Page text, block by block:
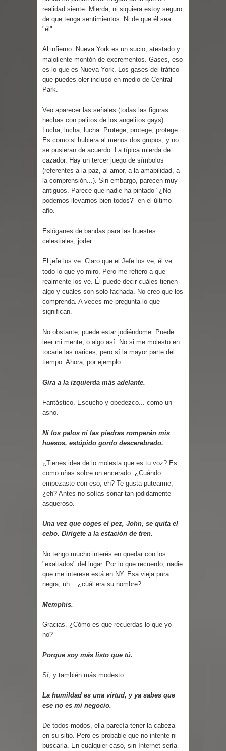
Parte 02: Un Bicho Raro
realidad siente. Mierda, ni siquiera estoy seguro
de que tenga sentimientos. Ni de que él sea
"él".
Al infierno. Nueva York es un sucio, atestado y
maloliente montón de excrementos. Gases, eso
es lo que es Nueva York. Los gases del tráfico
que puedes oler incluso en medio de Central
Park.
Veo aparecer las señales (todas las figuras
hechas con palitos de los angelitos gays).
Lucha, lucha, lucha. Protege, protege, protege.
Es como si hubiera al menos dos grupos, y no
se pusieran de acuerdo. La típica mierda de
cazador. Hay un tercer juego de símbolos
(referentes a la paz, al amor, a la amabilidad, a
la comprensión...). Sin embargo, parecen muy
antiguos. Parece que nadie ha pintado "¿No
podemos llevarnos bien todos?" en el último
año.
Eslóganes de bandas para las huestes
celestiales, joder.
El jefe los ve. Claro que el Jefe los ve, él ve
todo lo que yo miro. Pero me refiero a que
realmente los ve. Él puede decir cuáles tienen
algo y cuáles son solo fachada. No creo que los
comprenda. A veces me pregunta lo que
significan.
No obstante, puede estar jodiéndome. Puede
leer mi mente, o algo así. No si me molesto en
tocarle las narices, pero sí la mayor parte del
tiempo. Ahora, por ejemplo.
Gira a la izquierda más adelante.
Fantástico. Escucho y obedezco... como un
asno.
Ni los palos ni las piedras romperán mis
huesos, estúpido gordo descerebrado.
¿Tienes idea de lo molesta que es tu voz? Es
como uñas sobre un encerado. ¿Cuándo
empezaste con eso, eh? Te gusta putearme,
¿eh? Antes no solías sonar tan jodidamente
asqueroso.
Una vez que coges el pez, John, se quita el
cebo. Dirígete a la estación de tren.
No tengo mucho interés en quedar con los
"exaltados" del lugar. Por lo que recuerdo, nadie
que me interese está en NY. Esa vieja pura
negra, uh... ¿cuál era su nombre?
Memphis.
Gracias. ¿Cómo es que recuerdas lo que yo
no?
Porque soy más listo que tú.
Sí, y también más modesto.
La humildad es una virtud, y ya sabes que
ese no es mi negocio.
De todos modos, ella parecía tener la cabeza
en su sitio. Pero es probable que no intente ni
buscarla. En cualquier caso, sin Internet sería